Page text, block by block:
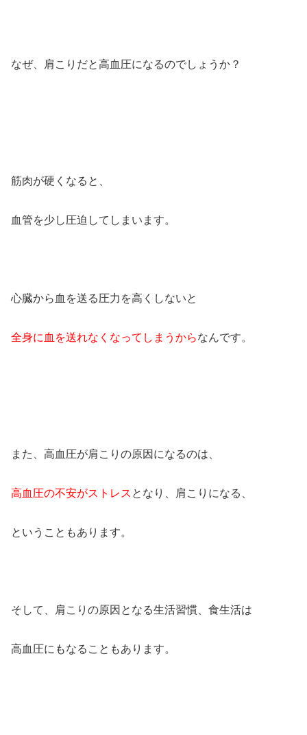
なぜ、肩こりだと高血圧になるのでしょうか？
筋肉が硬くなると、
血管を少し圧迫してしまいます。
心臓から血を送る圧力を高くしないと
全身に血を送れなくなってしまうからなんです。
また、高血圧が肩こりの原因になるのは、
高血圧の不安がストレス となり、肩こりになる、
ということもあります。
そして、肩こりの原因となる生活習慣、食生活は
高血圧にもなることもあります。